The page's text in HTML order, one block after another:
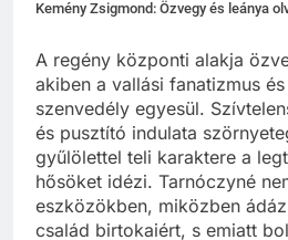
Kemény Zsigmond: Özvegy és leánya
A regény központi alakja
akiben a vallási fanatizmus
szenvedély egyesül.
és pusztító indulata
gyűlölettel teli karaktere a
hősöket idézi. Tarnóczyné
eszközökben, miközben
család birtokaiért, s emiatt